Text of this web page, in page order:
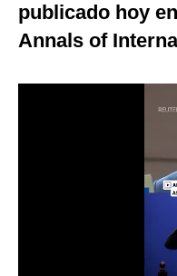
G de Gestión
publicado hoy
Annals of